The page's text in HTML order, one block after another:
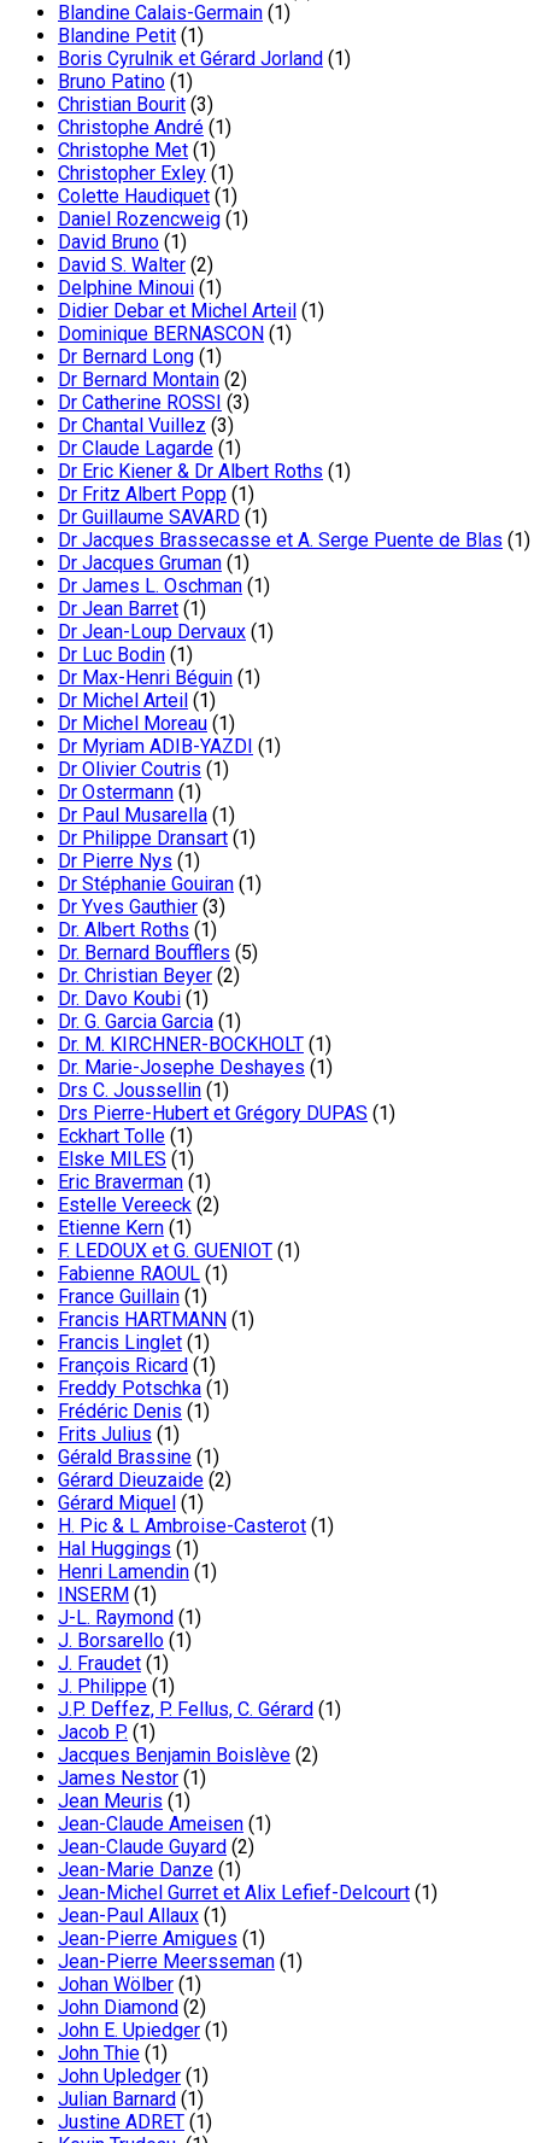
Blandine Calais-Germain (1)
Blandine Petit (1)
Boris Cyrulnik et Gérard Jorland (1)
Bruno Patino (1)
Christian Bourit (3)
Christophe André (1)
Christophe Met (1)
Christopher Exley (1)
Colette Haudiquet (1)
Daniel Rozencweig (1)
David Bruno (1)
David S. Walter (2)
Delphine Minoui (1)
Didier Debar et Michel Arteil (1)
Dominique BERNASCON (1)
Dr Bernard Long (1)
Dr Bernard Montain (2)
Dr Catherine ROSSI (3)
Dr Chantal Vuillez (3)
Dr Claude Lagarde (1)
Dr Eric Kiener & Dr Albert Roths (1)
Dr Fritz Albert Popp (1)
Dr Guillaume SAVARD (1)
Dr Jacques Brassecasse et A. Serge Puente de Blas (1)
Dr Jacques Gruman (1)
Dr James L. Oschman (1)
Dr Jean Barret (1)
Dr Jean-Loup Dervaux (1)
Dr Luc Bodin (1)
Dr Max-Henri Béguin (1)
Dr Michel Arteil (1)
Dr Michel Moreau (1)
Dr Myriam ADIB-YAZDI (1)
Dr Olivier Coutris (1)
Dr Ostermann (1)
Dr Paul Musarella (1)
Dr Philippe Dransart (1)
Dr Pierre Nys (1)
Dr Stéphanie Gouiran (1)
Dr Yves Gauthier (3)
Dr. Albert Roths (1)
Dr. Bernard Boufflers (5)
Dr. Christian Beyer (2)
Dr. Davo Koubi (1)
Dr. G. Garcia Garcia (1)
Dr. M. KIRCHNER-BOCKHOLT (1)
Dr. Marie-Josephe Deshayes (1)
Drs C. Joussellin (1)
Drs Pierre-Hubert et Grégory DUPAS (1)
Eckhart Tolle (1)
Elske MILES (1)
Eric Braverman (1)
Estelle Vereeck (2)
Etienne Kern (1)
F. LEDOUX et G. GUENIOT (1)
Fabienne RAOUL (1)
France Guillain (1)
Francis HARTMANN (1)
Francis Linglet (1)
François Ricard (1)
Freddy Potschka (1)
Frédéric Denis (1)
Frits Julius (1)
Gérald Brassine (1)
Gérard Dieuzaide (2)
Gérard Miquel (1)
H. Pic & L Ambroise-Casterot (1)
Hal Huggings (1)
Henri Lamendin (1)
INSERM (1)
J-L. Raymond (1)
J. Borsarello (1)
J. Fraudet (1)
J. Philippe (1)
J.P. Deffez, P. Fellus, C. Gérard (1)
Jacob P. (1)
Jacques Benjamin Boislève (2)
James Nestor (1)
Jean Meuris (1)
Jean-Claude Ameisen (1)
Jean-Claude Guyard (2)
Jean-Marie Danze (1)
Jean-Michel Gurret et Alix Lefief-Delcourt (1)
Jean-Paul Allaux (1)
Jean-Pierre Amigues (1)
Jean-Pierre Meersseman (1)
Johan Wölber (1)
John Diamond (2)
John E. Upiedger (1)
John Thie (1)
John Upledger (1)
Julian Barnard (1)
Justine ADRET (1)